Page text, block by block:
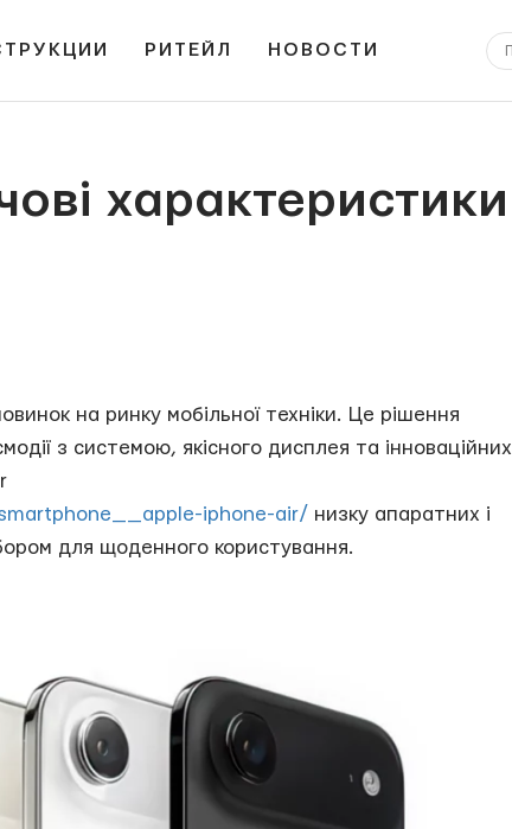
РИТЕЙЛ НОВОСТИ
характеристики
на ринку мобільної техніки. Це рішення
з системою, якісного дисплея та інноваційних
iphone-air/ низку апаратних і
для щоденного користування.